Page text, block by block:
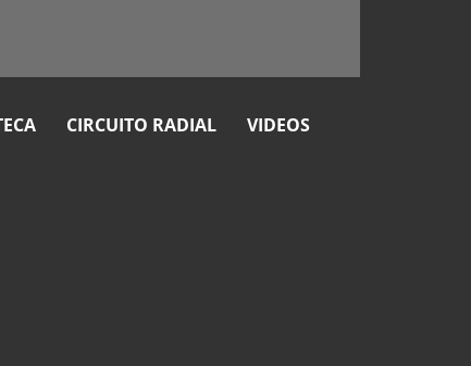
CIRCUITO RADIAL VIDEOS